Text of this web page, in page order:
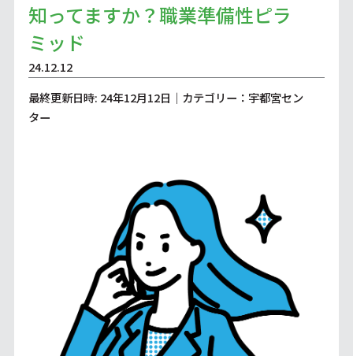
知ってますか？職業準備性ピラ
ミッド
24.12.12
最終更新日時: 24年12月12日｜カテゴリー：宇都宮セン
ター